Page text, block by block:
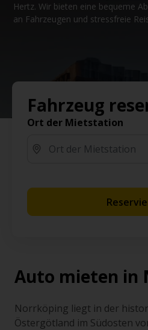
Hertz. Wir bieten eine bequeme
an Fahrzeugen und stressfreie
Fahrzeug
Ort der Mietstation
Auto mieten in
Norrköping liegt in der
Östergötland im Südosten